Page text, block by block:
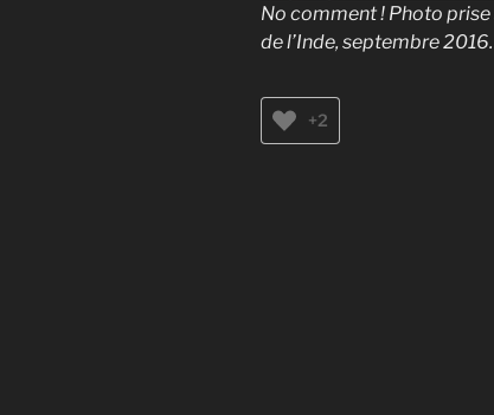
No comment ! Photo prise
de l’Inde, septembre 2016.
+2